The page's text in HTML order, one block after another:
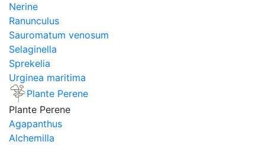
Nerine
Ranunculus
Sauromatum venosum
Selaginella
Sprekelia
Urginea maritima
Plante Perene
Plante Perene
Agapanthus
Alchemilla